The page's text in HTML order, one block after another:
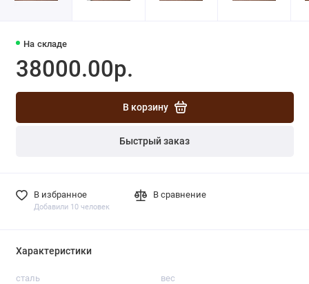
На складе
38000.00р.
В корзину
Быстрый заказ
В избранное
Добавили 10 человек
В сравнение
Характеристики
сталь вес